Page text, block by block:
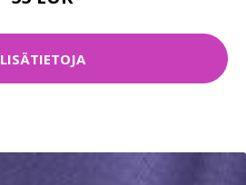
LISÄTIETOJA